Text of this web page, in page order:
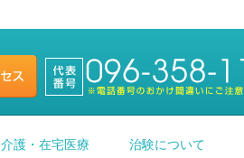
介護・在宅医療 治験について